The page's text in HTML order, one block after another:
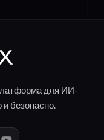
для ИИ-
и безопасно.